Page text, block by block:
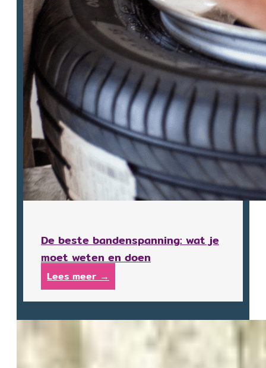
De beste bandenspanning: wat je
moet weten en doen
Lees meer →